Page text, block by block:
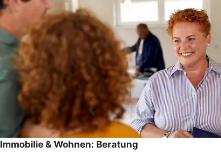
Immobilie & Wohnen: Beratung